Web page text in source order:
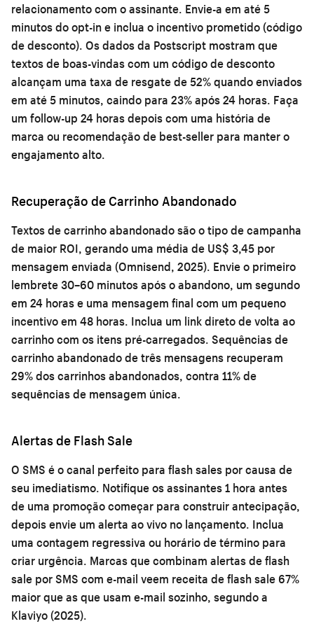
relacionamento com o assinante. Envie-a em até 5
minutos do opt-in e inclua o incentivo prometido (código
de desconto). Os dados da Postscript mostram que
textos de boas-vindas com um código de desconto
alcançam uma taxa de resgate de 52% quando enviados
em até 5 minutos, caindo para 23% após 24 horas. Faça
um follow-up 24 horas depois com uma história de
marca ou recomendação de best-seller para manter o
engajamento alto.
Recuperação de Carrinho Abandonado
Textos de carrinho abandonado são o tipo de campanha
de maior ROI, gerando uma média de US$ 3,45 por
mensagem enviada (Omnisend, 2025). Envie o primeiro
lembrete 30–60 minutos após o abandono, um segundo
em 24 horas e uma mensagem final com um pequeno
incentivo em 48 horas. Inclua um link direto de volta ao
carrinho com os itens pré-carregados. Sequências de
carrinho abandonado de três mensagens recuperam
29% dos carrinhos abandonados, contra 11% de
sequências de mensagem única.
Alertas de Flash Sale
O SMS é o canal perfeito para flash sales por causa de
seu imediatismo. Notifique os assinantes 1 hora antes
de uma promoção começar para construir antecipação,
depois envie um alerta ao vivo no lançamento. Inclua
uma contagem regressiva ou horário de término para
criar urgência. Marcas que combinam alertas de flash
sale por SMS com e-mail veem receita de flash sale 67%
maior que as que usam e-mail sozinho, segundo a
Klaviyo (2025).